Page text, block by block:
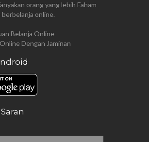
orang yang lebih Faham
berbelanja online.
Belanja Online
Dengan Jaminan